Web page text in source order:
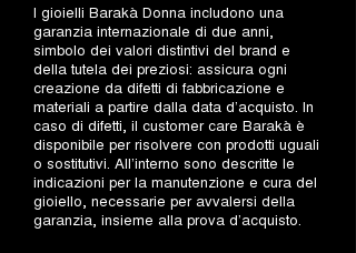
I gioielli Barakà Donna includono una
garanzia internazionale di due anni,
simbolo dei valori distintivi del brand e
della tutela dei preziosi: assicura ogni
creazione da difetti di fabbricazione e
materiali a partire dalla data d’acquisto. In
caso di difetti, il customer care Barakà è
disponibile per risolvere con prodotti uguali
o sostitutivi. All’interno sono descritte le
indicazioni per la manutenzione e cura del
gioiello, necessarie per avvalersi della
garanzia, insieme alla prova d’acquisto.